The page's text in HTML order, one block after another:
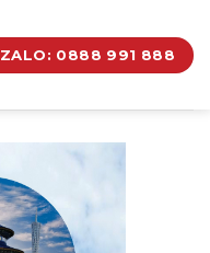
ZALO: 0888 991 888